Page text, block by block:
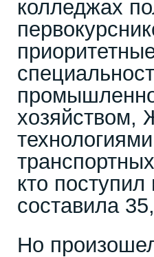
колледжах
кто
составила
Но